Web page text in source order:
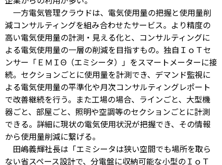
一方電気管理クラウドは、電気使用量の把握と使用量削
減コンサルティングを組み合わせたサービス。より精度の
高い電気使用量の計測・見える化と、コンサルティングに
よる電気使用量の一層の削減を目指すもの。独自ＩｏＴセ
ンサー「ＥＭＩΘ（エミシータ）」をスマートメーターに接
続。セクションごとに使用量を計測でき、デマンド監視に
よる電気使用量の平準化や月次コンサルティングレポート
で改善継続を行う。また工場の場合、ラインごと、大型機
器ごと、部屋ごと、照明や空調等のセクションごとに計測
できる。詳細に現状の電気使用状況が把握でき、その情報
から使用量削減に繋げる。
田嶋義輝社長は「エミシータは狭い空間でも場所を取ら
ない省スペース設計で、分電盤に収納可能な小型のＩｏＴ